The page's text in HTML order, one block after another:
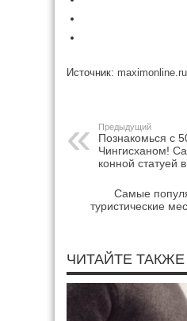
Источник: maximonline.ru
Предыдущий
Познакомься с
Чингисханом!
конной статуей
Самые
туристические
ЧИТАЙТЕ ТАКЖЕ